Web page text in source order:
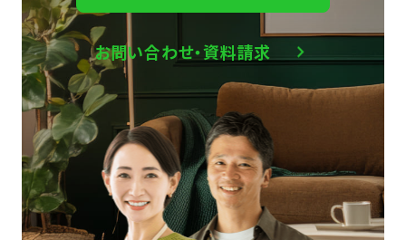
お問い合わせ・資料請求